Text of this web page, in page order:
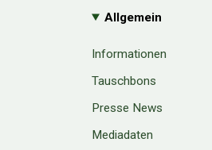
Allgemein
Informationen
Tauschbons
Presse News
Mediadaten